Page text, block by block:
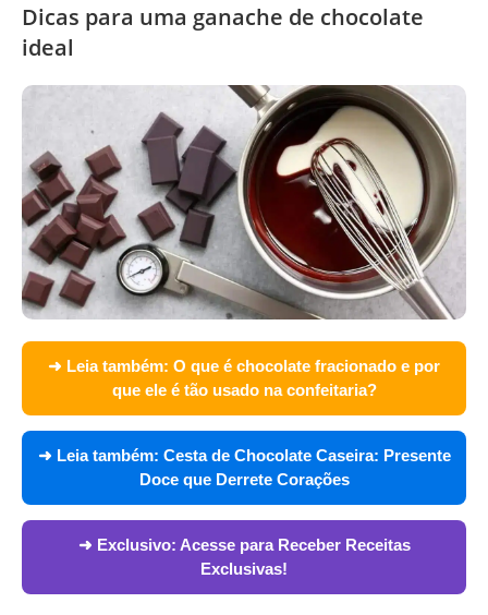
Dicas para uma ganache de chocolate
ideal
➜ Leia também: O que é chocolate fracionado e por
que ele é tão usado na confeitaria?
➜ Leia também: Cesta de Chocolate Caseira: Presente
Doce que Derrete Corações
➜ Exclusivo: Acesse para Receber Receitas
Exclusivas!